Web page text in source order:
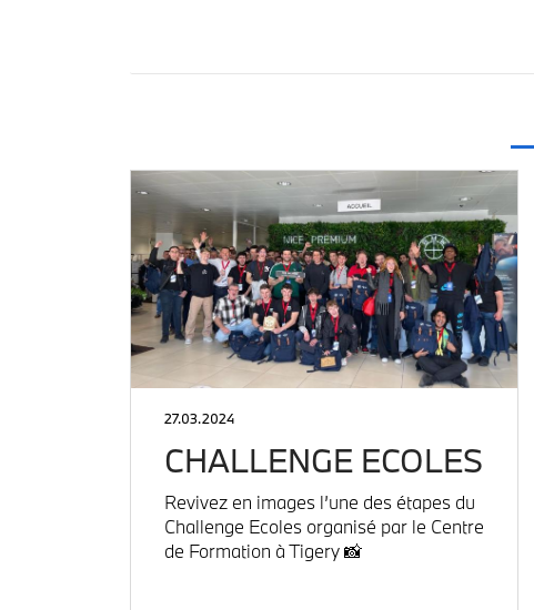
27.03.2024
CHALLENGE ECOLES
Revivez en images l’une des étapes du
Challenge Ecoles organisé par le Centre
de Formation à Tigery 📸